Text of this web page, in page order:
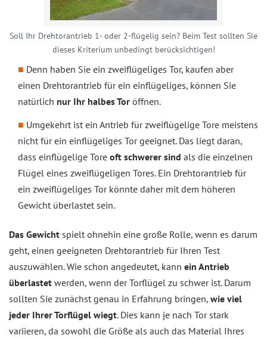
Soll Ihr Drehtorantrieb 1- oder 2-flügelig sein? Beim Test sollten Sie
dieses Kriterium unbedingt berücksichtigen!
Denn haben Sie ein zweiflügeliges Tor, kaufen aber
einen Drehtorantrieb für ein einflügeliges, können Sie
natürlich nur Ihr halbes Tor öffnen.
Umgekehrt ist ein Antrieb für zweiflügelige Tore meistens
nicht für ein einflügeliges Tor geeignet. Das liegt daran,
dass einflügelige Tore oft schwerer sind als die einzelnen
Flügel eines zweiflügeligen Tores. Ein Drehtorantrieb für
ein zweiflügeliges Tor könnte daher mit dem höheren
Gewicht überlastet sein.
Das Gewicht spielt ohnehin eine große Rolle, wenn es darum
geht, einen geeigneten Drehtorantrieb für Ihren Test
auszuwählen. Wie schon angedeutet, kann ein Antrieb
überlastet werden, wenn der Torflügel zu schwer ist. Darum
sollten Sie zunächst genau in Erfahrung bringen, wie viel
jeder Ihrer Torflügel wiegt. Dies kann je nach Tor stark
variieren, da sowohl die Größe als auch das Material Ihres